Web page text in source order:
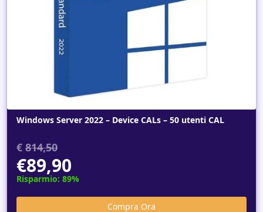
Windows Server 2022 – Device CALs – 50 utenti CAL
€ 814,50
€89,90
Risparmio: 89%